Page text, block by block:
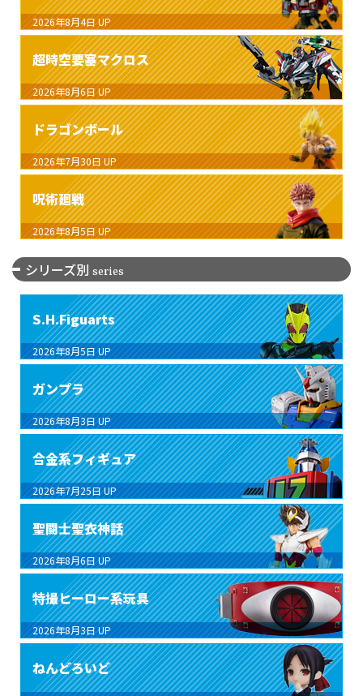
2026年8月4日 UP
超時空要塞マクロス
2026年8月6日 UP
ドラゴンボール
2026年7月30日 UP
呪術廻戦
2026年8月5日 UP
シリーズ別 series
S.H.Figuarts
2026年8月5日 UP
ガンプラ
2026年8月3日 UP
合金系フィギュア
2026年7月25日 UP
聖闘士聖衣神話
2026年8月6日 UP
特撮ヒーロー系玩具
2026年8月3日 UP
ねんどろいど